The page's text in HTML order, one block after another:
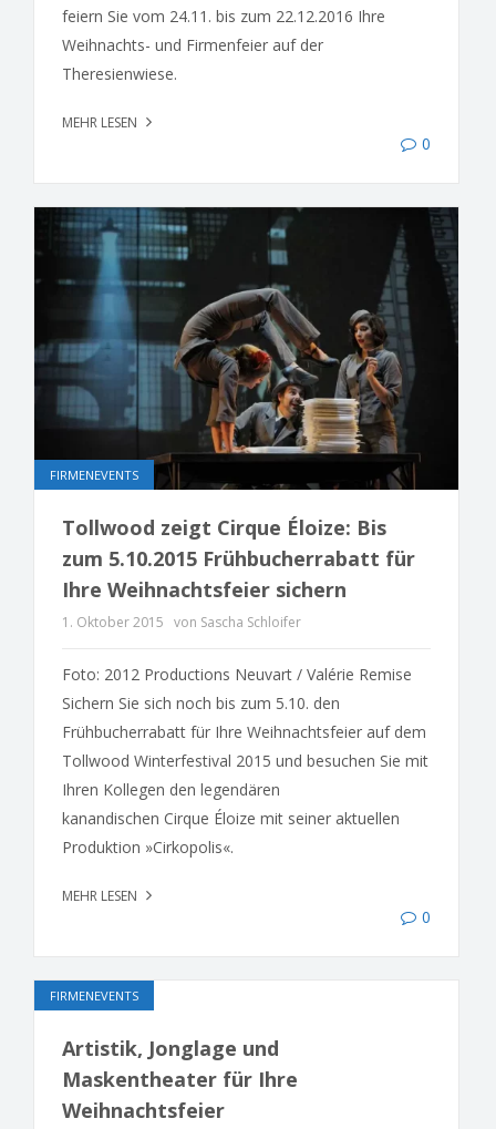
feiern Sie vom 24.11. bis zum 22.12.2016 Ihre
Weihnachts- und Firmenfeier auf der
Theresienwiese.
MEHR LESEN
0
FIRMENEVENTS
Tollwood zeigt Cirque Éloize: Bis
zum 5.10.2015 Frühbucherrabatt für
Ihre Weihnachtsfeier sichern
1. Oktober 2015 von Sascha Schloifer
Foto: 2012 Productions Neuvart / Valérie Remise
Sichern Sie sich noch bis zum 5.10. den
Frühbucherrabatt für Ihre Weihnachtsfeier auf dem
Tollwood Winterfestival 2015 und besuchen Sie mit
Ihren Kollegen den legendären
kanandischen Cirque Éloize mit seiner aktuellen
Produktion »Cirkopolis«.
MEHR LESEN
0
FIRMENEVENTS
Artistik, Jonglage und
Maskentheater für Ihre
Weihnachtsfeier